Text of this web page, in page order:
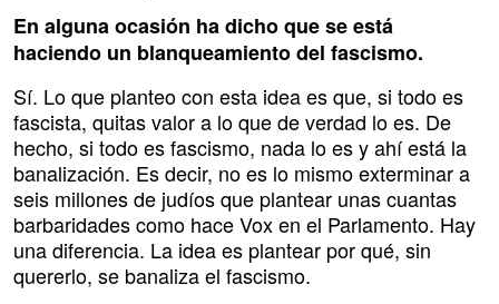
En alguna ocasión ha dicho que se está
haciendo un blanqueamiento del fascismo.
Sí. Lo que planteo con esta idea es que, si todo es
fascista, quitas valor a lo que de verdad lo es. De
hecho, si todo es fascismo, nada lo es y ahí está la
banalización. Es decir, no es lo mismo exterminar a
seis millones de judíos que plantear unas cuantas
barbaridades como hace Vox en el Parlamento. Hay
una diferencia. La idea es plantear por qué, sin
quererlo, se banaliza el fascismo.